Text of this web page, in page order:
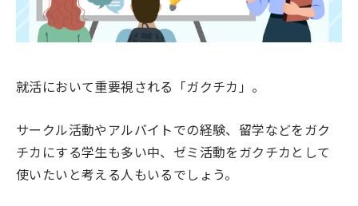
就活において重要視される「ガクチカ」。
サークル活動やアルバイトでの経験、留学などをガク
チカにする学生も多い中、ゼミ活動をガクチカとして
使いたいと考える人もいるでしょう。